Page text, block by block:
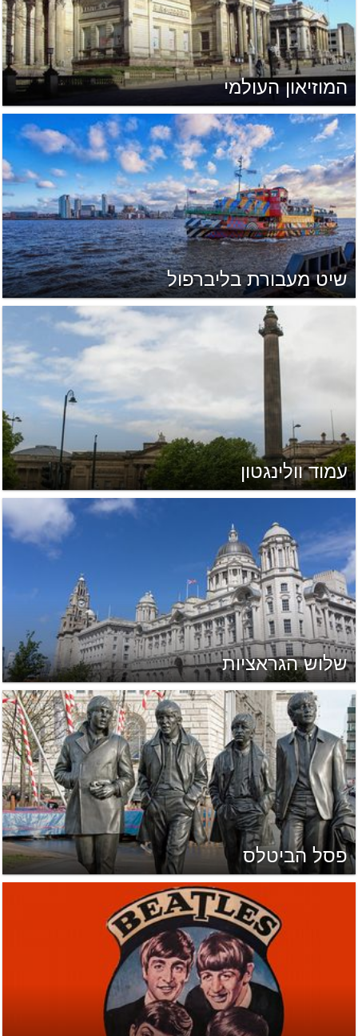
המוזיאון העולמי
שיט מעבורת בליברפול
עמוד וולינגטון
שלוש הגראציות
פסל הביטלס